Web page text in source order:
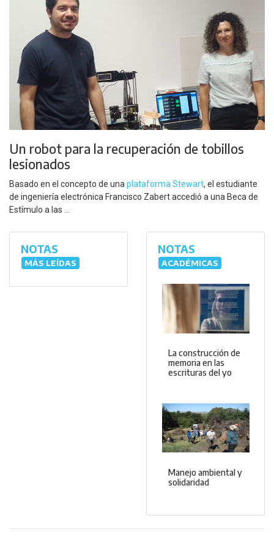
Un robot para la recuperación de tobillos
lesionados
Basado en el concepto de unaplataforma Stewart, el estudiante
de ingeniería electrónica Francisco Zabert accedió a una Beca de
Estímulo a las ...
NOTAS
MÁS LEÍDAS
NOTAS
ACADÉMICAS
La construcción de
memoria en las
escrituras del yo
Manejo ambiental y
solidaridad